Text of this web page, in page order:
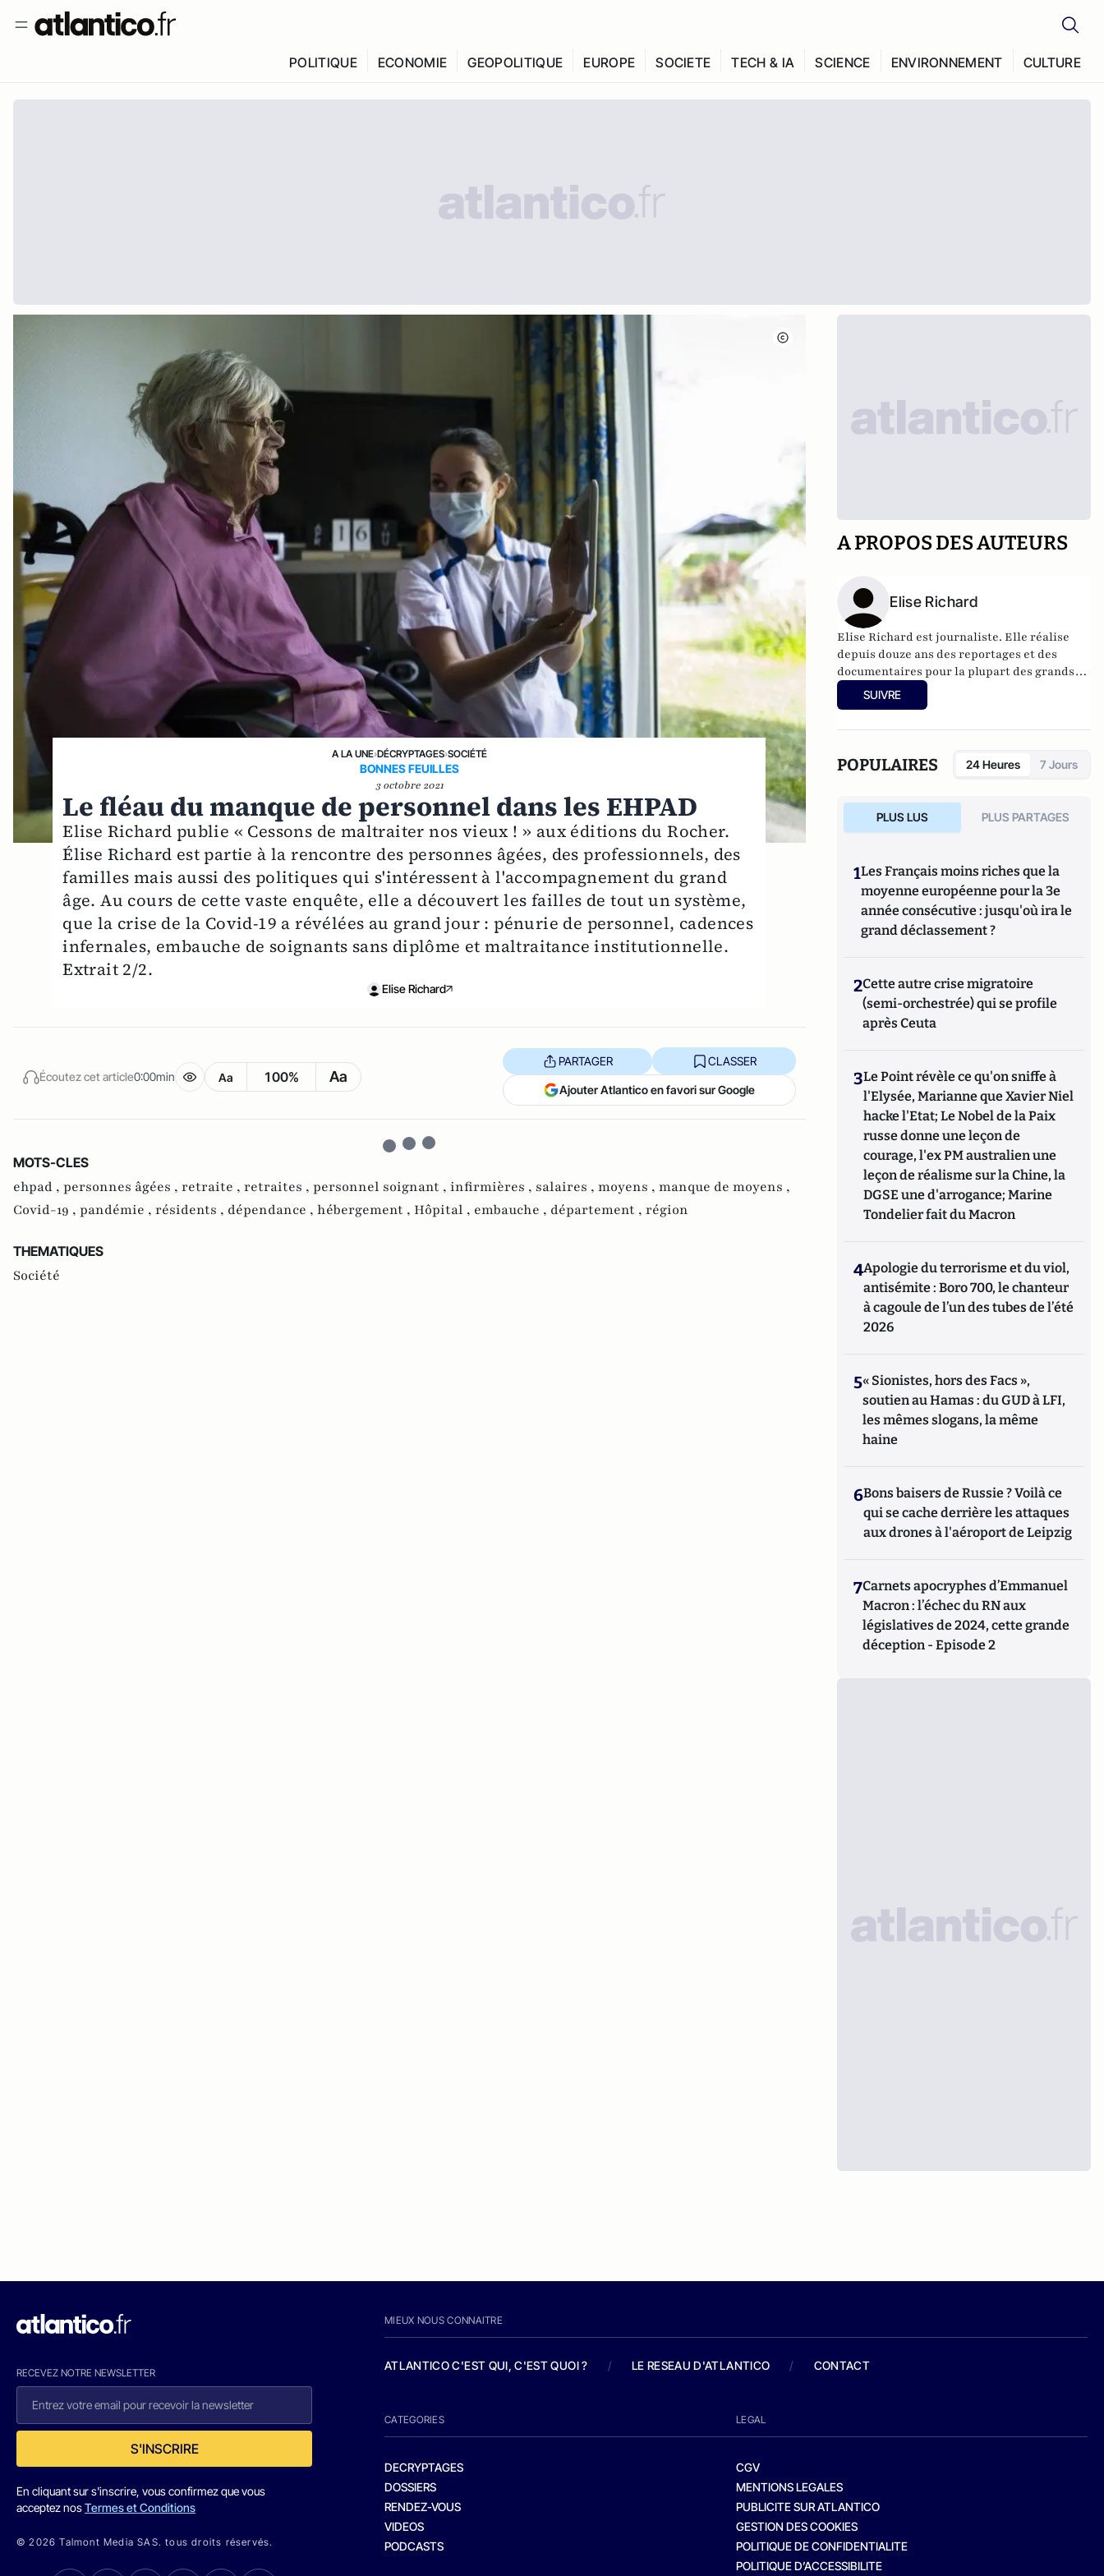
POLITIQUE ECONOMIE GEOPOLITIQUE EUROPE SOCIETE TECH & IA SCIENCE ENVIRONNEMENT CULTURE
A LA UNE›DÉCRYPTAGES›SOCIÉTÉ
BONNES FEUILLES
3 octobre 2021
Le fléau du manque de personnel dans les EHPAD
Elise Richard publie « Cessons de maltraiter nos vieux ! » aux éditions du Rocher.
Élise Richard est partie à la rencontre des personnes âgées, des professionnels, des
familles mais aussi des politiques qui s'intéressent à l'accompagnement du grand
âge. Au cours de cette vaste enquête, elle a découvert les failles de tout un système,
que la crise de la Covid-19 a révélées au grand jour : pénurie de personnel, cadences
infernales, embauche de soignants sans diplôme et maltraitance institutionnelle.
Extrait 2/2.
Elise Richard
Écoutez cet article0:00min Aa 100% Aa
PARTAGER CLASSER
Ajouter Atlantico en favori sur Google
MOTS-CLES
ehpad , personnes âgées , retraite , retraites , personnel soignant , infirmières , salaires , moyens , manque de moyens ,
Covid-19 , pandémie , résidents , dépendance , hébergement , Hôpital , embauche , département , région
THEMATIQUES
Société
A PROPOS DES AUTEURS
Elise Richard
Elise Richard est journaliste. Elle réalise
depuis douze ans des reportages et des
documentaires pour la plupart des grands
magazines d'information comme « Zone
Interdite » sur M6, « Envoyé Spécial » sur
SUIVRE
POPULAIRES 24 Heures 7 Jours
PLUS LUS PLUS PARTAGES
1Les Français moins riches que la
moyenne européenne pour la 3e
année consécutive : jusqu'où ira le
grand déclassement ?
2Cette autre crise migratoire
(semi-orchestrée) qui se profile
après Ceuta
3Le Point révèle ce qu'on sniffe à
l'Elysée, Marianne que Xavier Niel
hacke l'Etat; Le Nobel de la Paix
russe donne une leçon de
courage, l'ex PM australien une
leçon de réalisme sur la Chine, la
DGSE une d'arrogance; Marine
Tondelier fait du Macron
4Apologie du terrorisme et du viol,
antisémite : Boro 700, le chanteur
à cagoule de l’un des tubes de l’été
2026
5« Sionistes, hors des Facs »,
soutien au Hamas : du GUD à LFI,
les mêmes slogans, la même
haine
6Bons baisers de Russie ? Voilà ce
qui se cache derrière les attaques
aux drones à l'aéroport de Leipzig
7Carnets apocryphes d’Emmanuel
Macron : l’échec du RN aux
législatives de 2024, cette grande
déception - Episode 2
RECEVEZ NOTRE NEWSLETTER
S'INSCRIRE
En cliquant sur s'inscrire, vous confirmez que vous
acceptez nosTermes et Conditions
© 2026 Talmont Media SAS. tous droits réservés.
MIEUX NOUS CONNAITRE
ATLANTICO C'EST QUI, C'EST QUOI ? / LE RESEAU D'ATLANTICO / CONTACT
CATEGORIES
DECRYPTAGES
DOSSIERS
RENDEZ-VOUS
VIDEOS
PODCASTS
LEGAL
CGV
MENTIONS LEGALES
PUBLICITE SUR ATLANTICO
GESTION DES COOKIES
POLITIQUE DE CONFIDENTIALITE
POLITIQUE D’ACCESSIBILITE